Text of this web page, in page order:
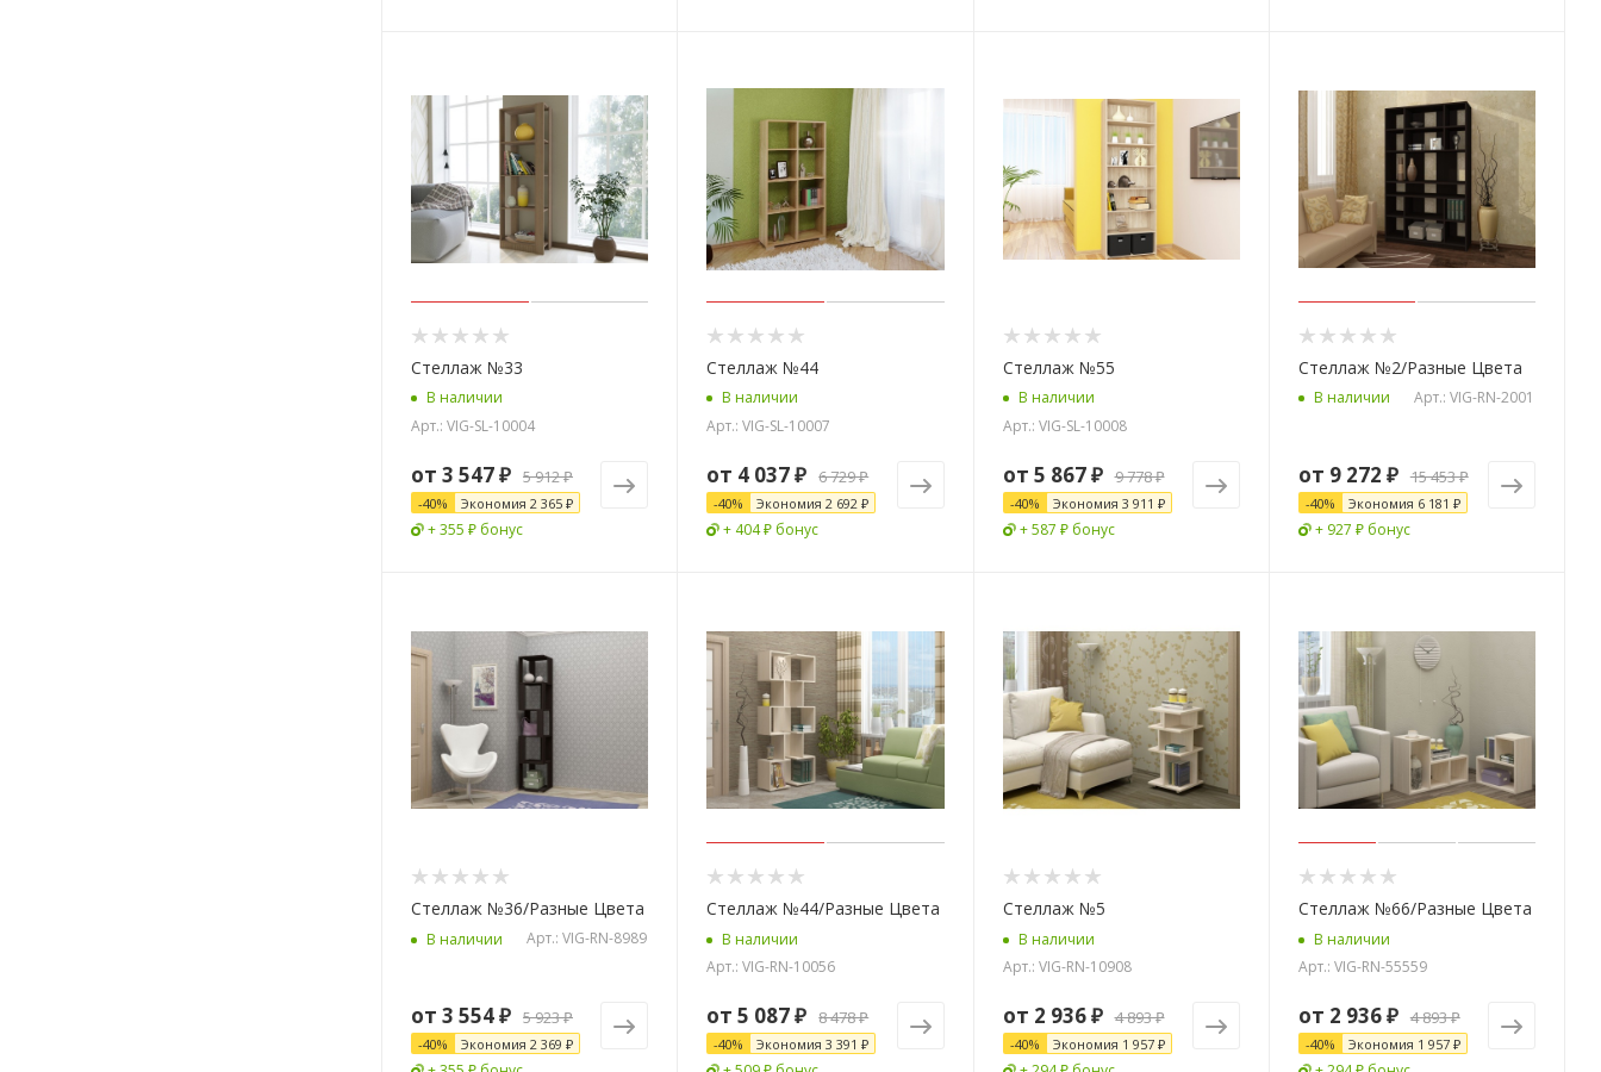
Стеллаж №33
В наличии
Арт.: VIG-SL-10004
от 3 547 ₽ 5 912 ₽
-40% Экономия 2 365 ₽
+ 355 ₽ бонус
Стеллаж №44
В наличии
Арт.: VIG-SL-10007
от 4 037 ₽ 6 729 ₽
-40% Экономия2 692 ₽
+ 404 ₽ бонус
Стеллаж №55
В наличии
Арт.: VIG-SL-10008
от 5 867 ₽ 9 778 ₽
-40% Экономия 3 911 ₽
+ 587 ₽ бонус
Стеллаж №2/Разные Цвета
В наличии Арт.: VIG-RN-2001
от 9 272 ₽ 15 453 ₽
-40% Экономия 6 181 ₽
+ 927 ₽ бонус
Стеллаж №36/Разные Цвета
В наличии Арт.: VIG-RN-8989
от 3 554 ₽ 5 923 ₽
-40% Экономия 2 369 ₽
Стеллаж №44/Разные Цвета
В наличии
Арт.: VIG-RN-10056
от5 087 ₽ 8 478 ₽
-40% Экономия3 391 ₽
Стеллаж №5
В наличии
Арт.: VIG-RN-10908
от 2 936 ₽ 4 893 ₽
-40% Экономия 1 957 ₽
Стеллаж №66/Разные Цвета
В наличии
Арт.: VIG-RN-55559
от 2 936 ₽ 4 893 ₽
-40% Экономия 1 957 ₽